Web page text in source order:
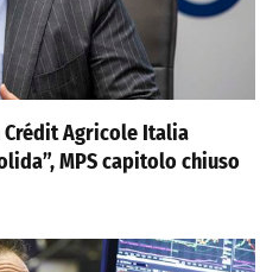
Crédit Agricole Italia
MPS capitolo chiuso